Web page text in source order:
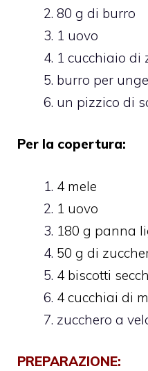
80 g di burro
1 uovo
1 cucchiaio di
burro per
un pizzico di
Per la copertura:
4 mele
1 uovo
180 g panna
50 g di
4 biscotti
4 cucchiai di
zucchero a
PREPARAZIONE: